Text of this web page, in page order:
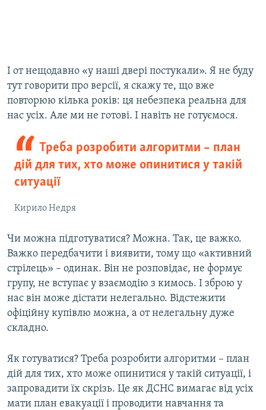
І от нещодавно «у наші двері постукали». Я не буду
тут говорити про версії, я скажу те, що вже
повторюю кілька років: ця небезпека реальна для
нас усіх. Але ми не готові. І навіть не готуємося.
Треба розробити алгоритми – план
дій для тих, хто може опинитися у такій
ситуації
Кирило Недря
Чи можна підготуватися? Можна. Так, це важко.
Важко передбачити і виявити, тому що «активний
стрілець» – одинак. Він не розповідає, не формує
групу, не вступає у взаємодію з кимось. І зброю у
нас він може дістати нелегально. Відстежити
офіційну купівлю можна, а от нелегальну дуже
складно.
Як готуватися? Треба розробити алгоритми – план
дій для тих, хто може опинитися у такій ситуації, і
запровадити їх скрізь. Це як ДСНС вимагає від усіх
мати план евакуації і проводити навчання та